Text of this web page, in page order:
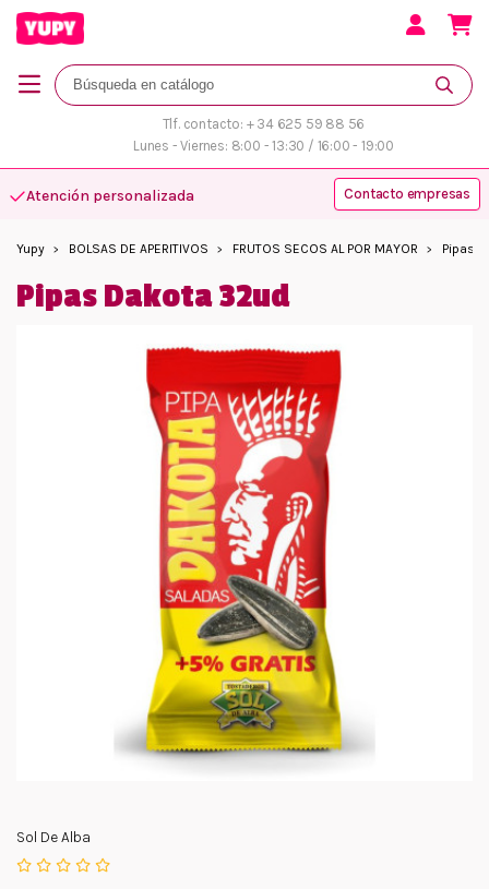
Tlf. contacto: + 34 625 59 88 56
Lunes - Viernes: 8:00 - 13:30 / 16:00 - 19:00
Atención personalizada Contacto empresas
Yupy BOLSAS DE APERITIVOS FRUTOS SECOS AL POR MAYOR Pipas
Pipas Dakota 32ud
Sol De Alba